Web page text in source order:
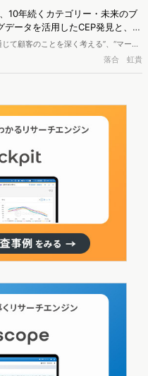
ょう。そんな「未病」の状態に着目し
動ログデータの分析から、実際に予防
と、ヘルスケア業界における課題を考
、それを検討するきっかけとなる状
10年続くカテゴリー・未来のブ
データを活用したCEP発見と、U
法～ ｜「Values Marketing Di
て顧客のことを深く考える”、“マーケ
という意味を込め、マーケティングイベ
」を6/25に開催しました。第4回目と
ージャーやエグゼクティブが押さえて
ームクリップ株式会社と対談を行いま
落合 虹貴